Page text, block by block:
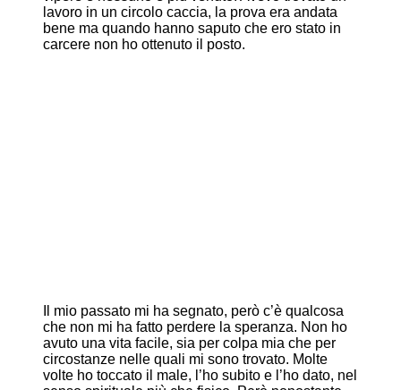
lavoro in un circolo caccia, la prova era andata
bene ma quando hanno saputo che ero stato in
carcere non ho ottenuto il posto.
Il mio passato mi ha segnato, però c’è qualcosa
che non mi ha fatto perdere la speranza. Non ho
avuto una vita facile, sia per colpa mia che per
circostanze nelle quali mi sono trovato. Molte
volte ho toccato il male, l’ho subito e l’ho dato, nel